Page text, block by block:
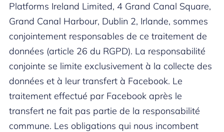
Platforms Ireland Limited, 4 Grand Canal Square,
Grand Canal Harbour, Dublin 2, Irlande, sommes
conjointement responsables de ce traitement de
données (article 26 du RGPD). La responsabilité
conjointe se limite exclusivement à la collecte des
données et à leur transfert à Facebook. Le
traitement effectué par Facebook après le
transfert ne fait pas partie de la responsabilité
commune. Les obligations qui nous incombent